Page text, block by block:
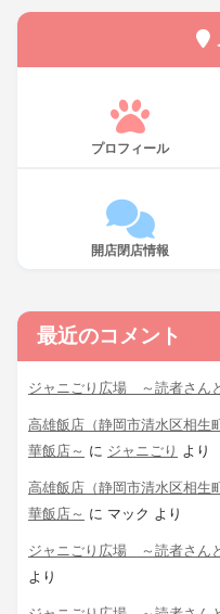
プロフィール
開店閉店情報
最近のコメント
ジャニごり広場 ～読者さん
高雄飯店（静岡市清水区相生
華飯店～ に ジャニごり より
高雄飯店（静岡市清水区相生
華飯店～ に マック より
ジャニごり広場 ～読者さん
より